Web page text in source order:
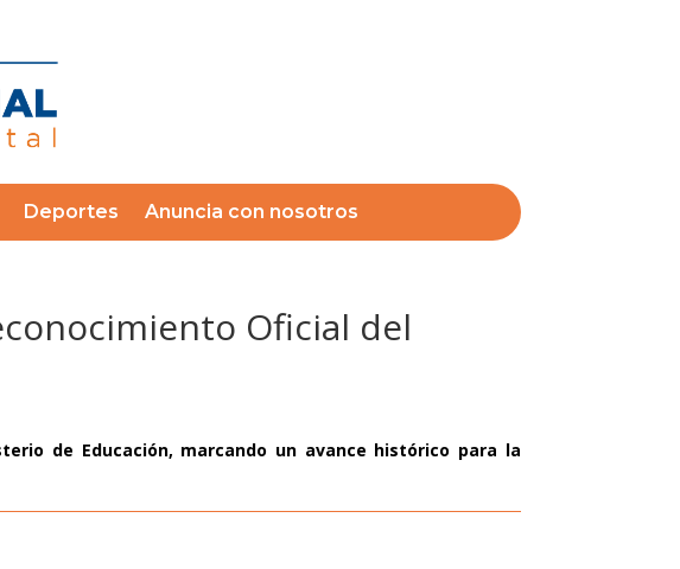
Deportes Anuncia con nosotros
Oficial del
de Educación, marcando un avance histórico para la